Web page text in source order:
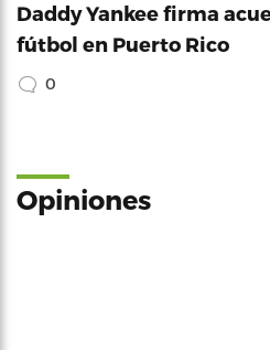
Daddy Yankee firma
fútbol en Puerto Rico
0
Opiniones